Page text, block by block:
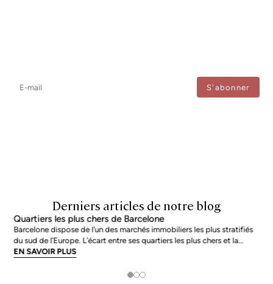
Derniers articles de notre blog
Quartiers les plus chers de Barcelone
Barcelone dispose de l’un des marchés immobiliers les plus stratifiés
du sud de l’Europe. L’écart entre ses quartiers les plus chers et la
moyenne de la ville n’est pas marginal : en juin 2026, les adresses les
EN SAVOIR PLUS